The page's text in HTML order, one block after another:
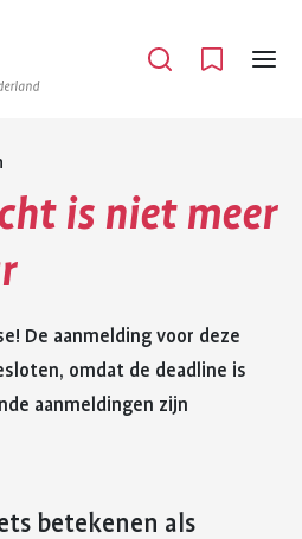
Open
Menu
is niet meer
De aanmelding voor deze
omdat de deadline is
aanmeldingen zijn
betekenen als